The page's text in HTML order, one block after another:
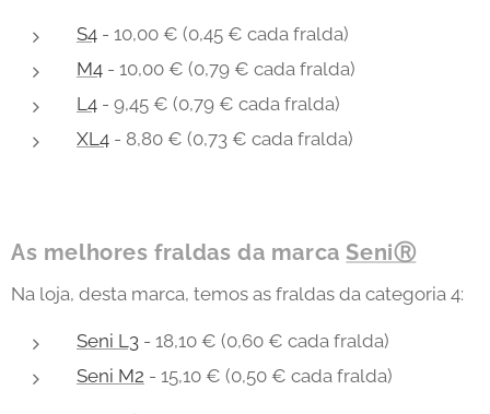
S4 - 10,00 € (0,45 € cada fralda)
M4 - 10,00 € (0,79 € cada fralda)
L4 - 9,45 € (0,79 € cada fralda)
XL4 - 8,80 € (0,73 € cada fralda)
As melhores fraldas da marca SeniⓇ
Na loja, desta marca, temos as fraldas da categoria 4:
Seni L3 - 18,10 € (0,60 € cada fralda)
Seni M2 - 15,10 € (0,50 € cada fralda)